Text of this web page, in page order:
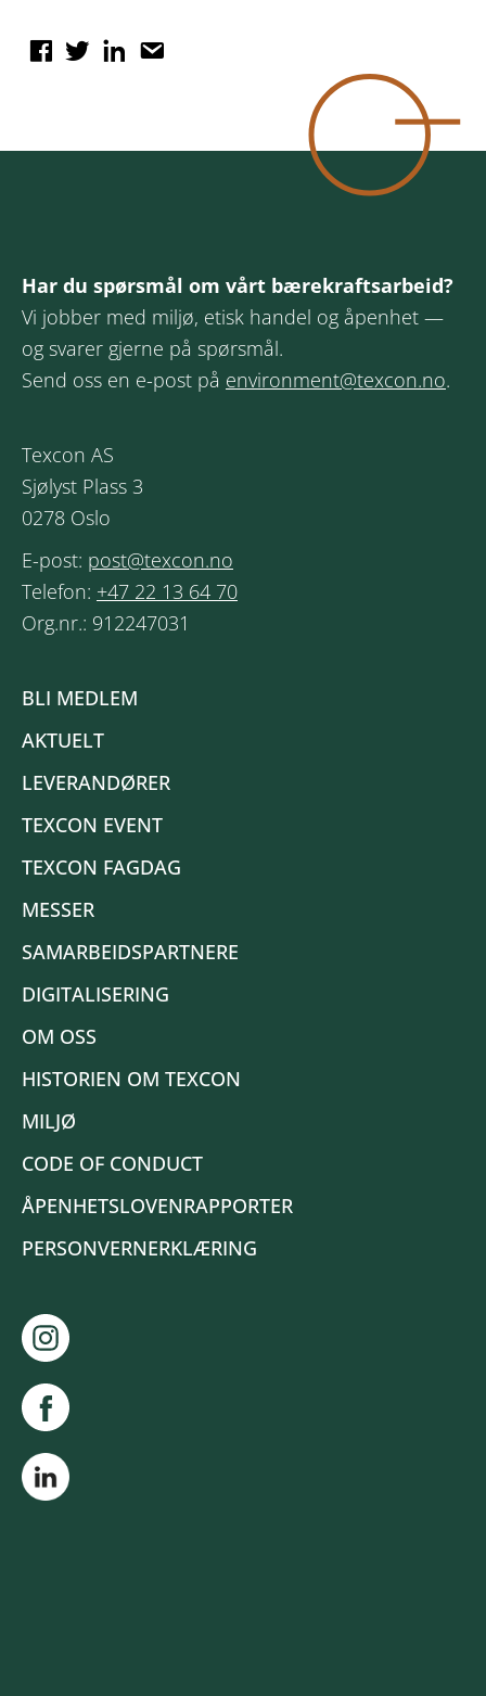
Har du spørsmål om vårt bærekraftsarbeid?
Vi jobber med miljø, etisk handel og åpenhet —
og svarer gjerne på spørsmål.
Send oss en e-post på environment@texcon.no.
Texcon AS
Sjølyst Plass 3
0278 Oslo
E-post: post@texcon.no
Telefon: +47 22 13 64 70
Org.nr.: 912247031
BLI MEDLEM
AKTUELT
LEVERANDØRER
TEXCON EVENT
TEXCON FAGDAG
MESSER
SAMARBEIDSPARTNERE
DIGITALISERING
OM OSS
HISTORIEN OM TEXCON
MILJØ
CODE OF CONDUCT
ÅPENHETSLOVENRAPPORTER
PERSONVERNERKLÆRING